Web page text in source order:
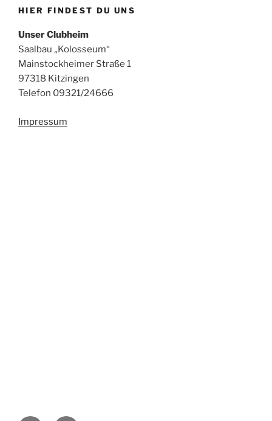
HIER FINDEST DU UNS
Unser Clubheim
Saalbau „Kolosseum“
Mainstockheimer Straße 1
97318 Kitzingen
Telefon 09321/24666
Impressum